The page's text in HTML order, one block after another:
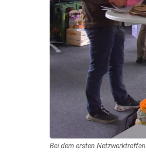
Bei dem ersten